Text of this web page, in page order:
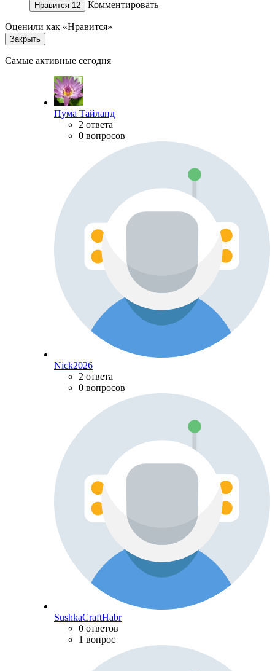
Нравится 12 Комментировать
Оценили как «Нравится»
Закрыть
Самые активные сегодня
Пума Тайланд
2 ответа
0 вопросов
Nick2026
2 ответа
0 вопросов
SushkaCraftHabr
0 ответов
1 вопрос